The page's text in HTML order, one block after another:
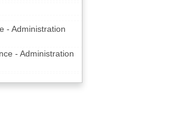
- Administration
- Administration